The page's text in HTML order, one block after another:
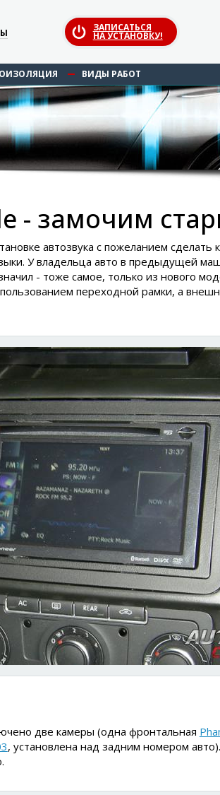
ЗАПИСАТЬСЯ
НА УСТАНОВКУ!
ВИДЫ РАБОТ
- замочим
автозвука с пожеланием сделать
У владельца авто в предыдущей
- тоже самое, только из нового
переходной рамки, а
две камеры (одна фронтальная
, установлена над задним номером